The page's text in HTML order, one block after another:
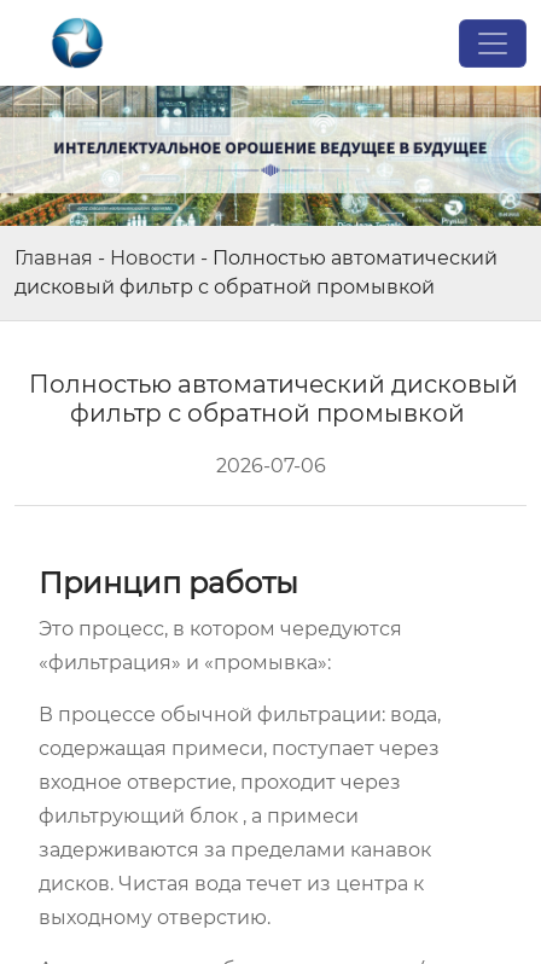
Главная - Новости - Полностью автоматический
дисковый фильтр с обратной промывкой
Полностью автоматический дисковый
фильтр с обратной промывкой
2026-07-06
Принцип работы
Это процесс, в котором чередуются
«фильтрация» и «промывка»:
В процессе обычной фильтрации: вода,
содержащая примеси, поступает через
входное отверстие, проходит через
фильтрующий блок , а примеси
задерживаются за пределами канавок
дисков. Чистая вода течет из центра к
выходному отверстию.